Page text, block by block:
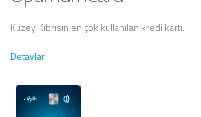
Kuzey Kıbrısın en çok kullanılan kredi kartı.
Detaylar